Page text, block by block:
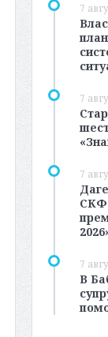
7
7
7
7
В